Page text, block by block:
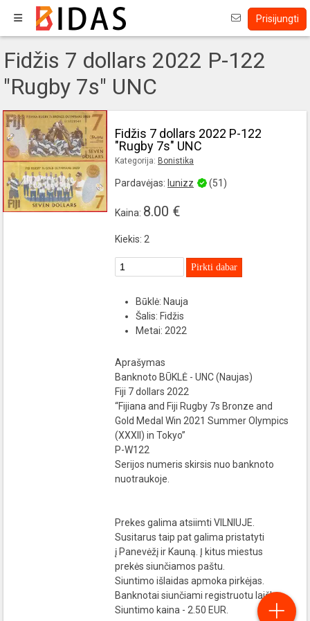
Prisijungti
Fidžis 7 dollars 2022 P-122
"Rugby 7s" UNC
Fidžis 7 dollars 2022 P-122
"Rugby 7s" UNC
Kategorija: Bonistika
Pardavėjas: lunizz (51)
Kaina: 8.00 €
Kiekis: 2
Pirkti dabar
Būklė: Nauja
Šalis: Fidžis
Metai: 2022
Aprašymas
Banknoto BŪKLĖ - UNC (Naujas)
Fiji 7 dollars 2022
“Fijiana and Fiji Rugby 7s Bronze and
Gold Medal Win 2021 Summer Olympics
(XXXII) in Tokyo”
P-W122
Serijos numeris skirsis nuo banknoto
nuotraukoje.
Prekes galima atsiimti VILNIUJE.
Susitarus taip pat galima pristatyti
į Panevėžį ir Kauną. Į kitus miestus
prekės siunčiamos paštu.
Siuntimo išlaidas apmoka pirkėjas.
Banknotai siunčiami registruotu laišku:
Siuntimo kaina - 2.50 EUR.